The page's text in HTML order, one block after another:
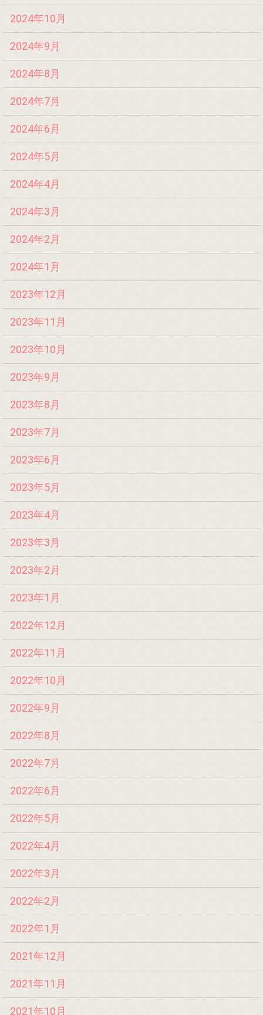
2024年10月
2024年9月
2024年8月
2024年7月
2024年6月
2024年5月
2024年4月
2024年3月
2024年2月
2024年1月
2023年12月
2023年11月
2023年10月
2023年9月
2023年8月
2023年7月
2023年6月
2023年5月
2023年4月
2023年3月
2023年2月
2023年1月
2022年12月
2022年11月
2022年10月
2022年9月
2022年8月
2022年7月
2022年6月
2022年5月
2022年4月
2022年3月
2022年2月
2022年1月
2021年12月
2021年11月
2021年10月